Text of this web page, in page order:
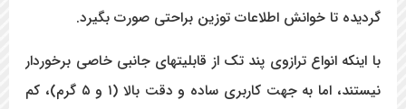
گردیده تا خوانش اطلاعات توزین براحتی صورت بگیرد.
با اینکه انواع ترازوی پند تک از قابلیتهای جانبی خاصی برخوردار
نیستند، اما به جهت کاربری ساده و دقت بالا (۱ و ۵ گرم)، کم